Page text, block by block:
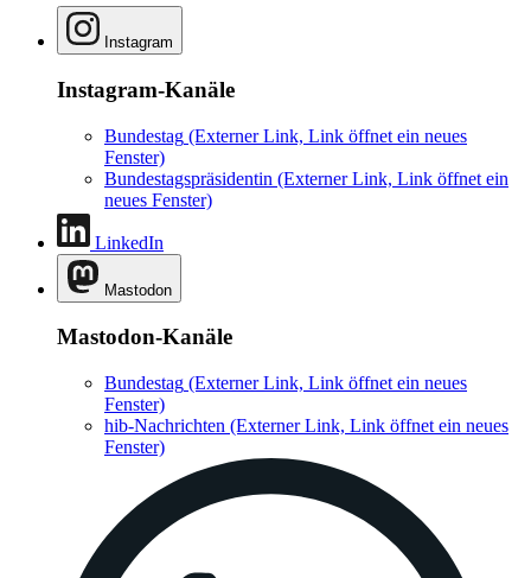
Instagram
Instagram-Kanäle
Bundestag (Externer Link, Link öffnet ein neues
Fenster)
Bundestagspräsidentin (Externer Link, Link öffnet ein
neues Fenster)
LinkedIn
Mastodon
Mastodon-Kanäle
Bundestag (Externer Link, Link öffnet ein neues
Fenster)
hib-Nachrichten (Externer Link, Link öffnet ein neues
Fenster)